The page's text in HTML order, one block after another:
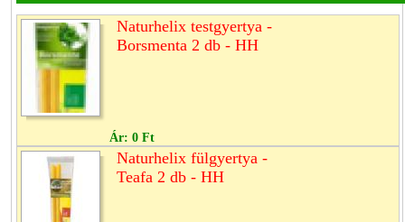
Naturhelix testgyertya -
Borsmenta 2 db - HH
Ár: 0 Ft
Naturhelix fülgyertya -
Teafa 2 db - HH